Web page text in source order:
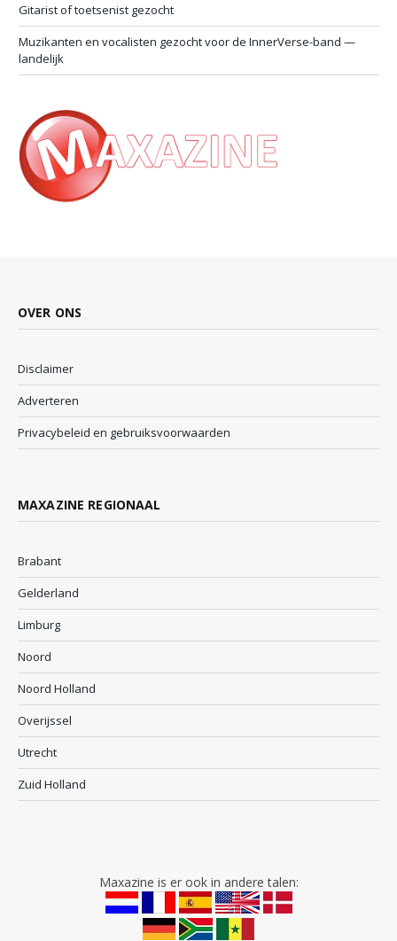
Gitarist of toetsenist gezocht
Muzikanten en vocalisten gezocht voor de InnerVerse-band —
landelijk
OVER ONS
Disclaimer
Adverteren
Privacybeleid en gebruiksvoorwaarden
MAXAZINE REGIONAAL
Brabant
Gelderland
Limburg
Noord
Noord Holland
Overijssel
Utrecht
Zuid Holland
Maxazine is er ook in andere talen: